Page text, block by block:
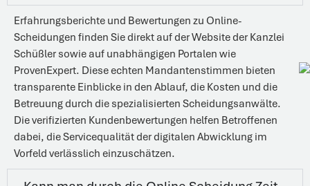
Erfahrungsberichte und Bewertungen zu Online-
Scheidungen finden Sie direkt auf der Website der Kanzlei
Schüßler sowie auf unabhängigen Portalen wie
ProvenExpert. Diese echten Mandantenstimmen bieten
transparente Einblicke in den Ablauf, die Kosten und die
Betreuung durch die spezialisierten Scheidungsanwälte.
Die verifizierten Kundenbewertungen helfen Betroffenen
dabei, die Servicequalität der digitalen Abwicklung im
Vorfeld verlässlich einzuschätzen.